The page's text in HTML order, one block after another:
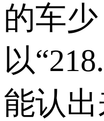
的车
以
能认出